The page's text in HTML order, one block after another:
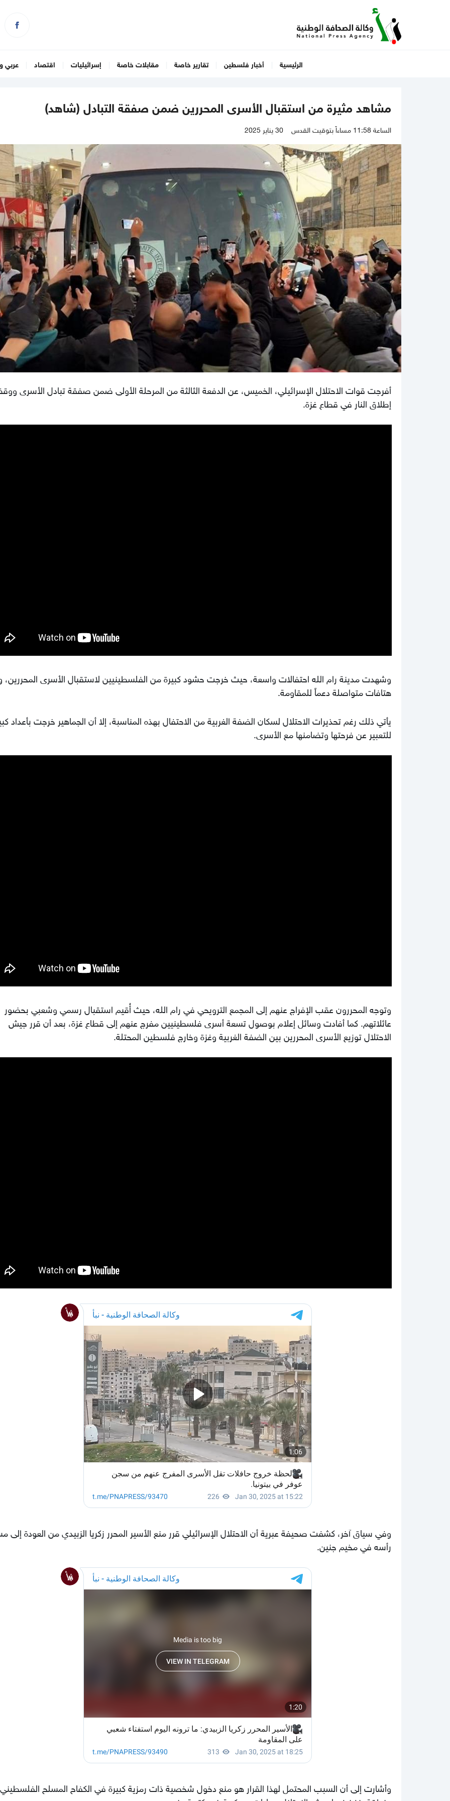
الرئيسية أخبار فلسطين تقارير خاصة مقابلات خاصة إسرائيليات اقتصاد عربي
مشاهد مثيرة من استقبال الأسرى المحررين ضمن صفقة التبادل (شاهد)
الساعة 11:58 مساءاً بتوقيت القدس 30 يناير 2025
أفرجت قوات الاحتلال الإسرائيلي، الخميس، عن الدفعة الثالثة من المرحلة الأولى ضمن صفقة تبادل الأسرى
إطلاق النار في قطاع غزة.
وشهدت مدينة رام الله احتفالات واسعة، حيث خرجت حشود كبيرة من الفلسطينيين لاستقبال الأسرى
هتافات متواصلة دعماً للمقاومة.
يأتي ذلك رغم تحذيرات الاحتلال لسكان الضفة الغربية من الاحتفال بهذه المناسبة، إلا أن الجماهير خرجت بأعداد
للتعبير عن فرحتها وتضامنها مع الأسرى.
وتوجه المحررون عقب الإفراج عنهم إلى المجمع الترويحي في رام الله، حيث أُقيم استقبال رسمي وشعبي بحضور
عائلاتهم. كما أفادت وسائل إعلام بوصول تسعة أسرى فلسطينيين مفرج عنهم إلى قطاع غزة، بعد أن قرر جيش
الاحتلال توزيع الأسرى المحررين بين الضفة الغربية وغزة وخارج فلسطين المحتلة.
وفي سياق آخر، كشفت صحيفة عبرية أن الاحتلال الإسرائيلي قرر منع الأسير المحرر زكريا الزبيدي من العودة
رأسه في مخيم جنين.
وأشارت إلى أن السبب المحتمل لهذا القرار هو منع دخول شخصية ذات رمزية كبيرة في الكفاح المسلح